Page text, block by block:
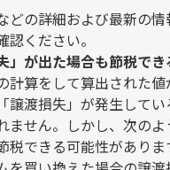
どの詳細および最新の情
認ください。
」が出た場合も節税で
計算をして算出された
譲渡損失」が発生して
ません。しかし、次の
税できる可能性がありま